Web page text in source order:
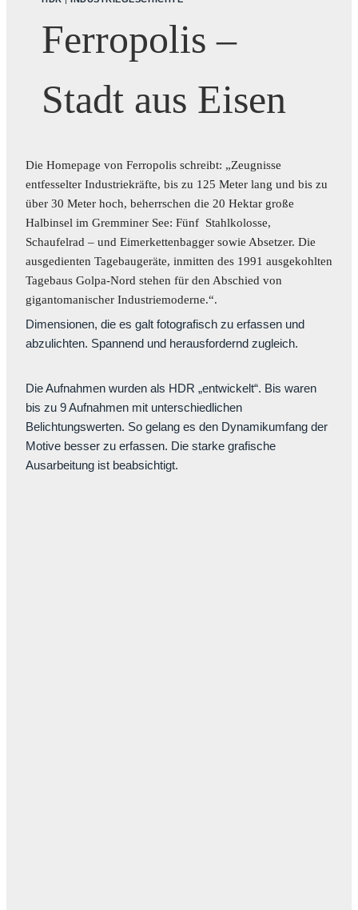
Ferropolis –
Stadt aus Eisen
Die Homepage von Ferropolis schreibt: „Zeugnisse
entfesselter Industriekräfte, bis zu 125 Meter lang und bis zu
über 30 Meter hoch, beherrschen die 20 Hektar große
Halbinsel im Gremminer See: Fünf Stahlkolosse,
Schaufelrad – und Eimerkettenbagger sowie Absetzer. Die
ausgedienten Tagebaugeräte, inmitten des 1991 ausgekohlten
Tagebaus Golpa-Nord stehen für den Abschied von
gigantomanischer Industriemoderne.“.
Dimensionen, die es galt fotografisch zu erfassen und
abzulichten. Spannend und herausfordernd zugleich.
Die Aufnahmen wurden als HDR „entwickelt“. Bis waren
bis zu 9 Aufnahmen mit unterschiedlichen
Belichtungswerten. So gelang es den Dynamikumfang der
Motive besser zu erfassen. Die starke grafische
Ausarbeitung ist beabsichtigt.